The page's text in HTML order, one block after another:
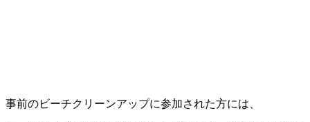
事前のビーチクリーンアップに参加された方には、